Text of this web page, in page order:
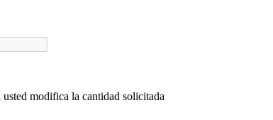
modifica la cantidad solicitada